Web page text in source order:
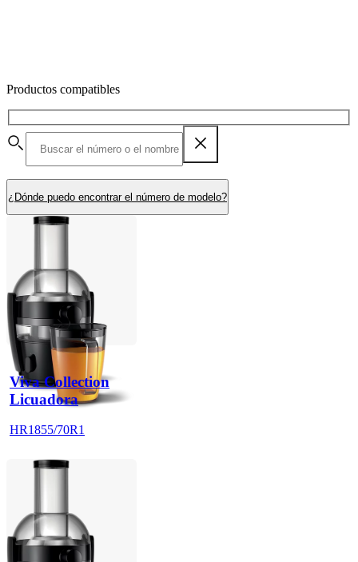
Productos compatibles
¿Dónde puedo encontrar el número de modelo?
Viva Collection
Licuadora
HR1855/70R1